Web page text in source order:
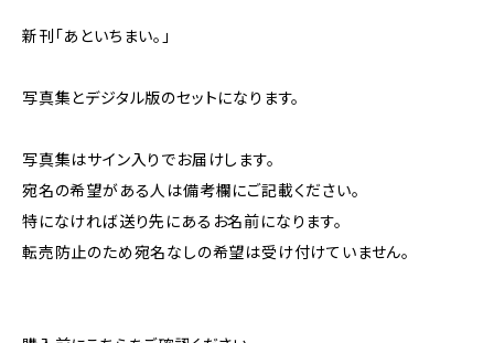
新刊「あといちまい。」
写真集とデジタル版のセットになります。
写真集はサイン入りでお届けします。
宛名の希望がある人は備考欄にご記載ください。
特になければ送り先にあるお名前になります。
転売防止のため宛名なしの希望は受け付けていません。